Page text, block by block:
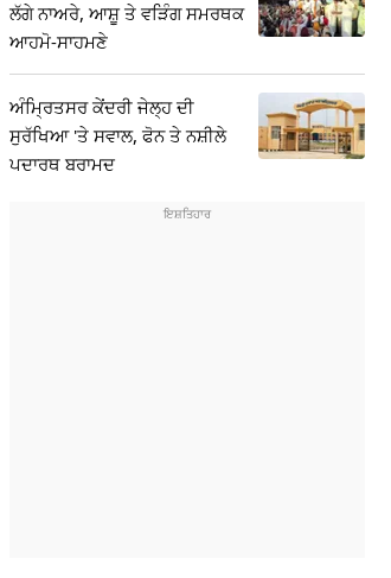
ਲੱਗੇ ਨਾਅਰੇ, ਆਸ਼ੂ ਤੇ ਵੜਿੰਗ ਸਮਰਥਕ
ਆਹਮੋ-ਸਾਹਮਣੇ
ਅੰਮ੍ਰਿਤਸਰ ਕੇਂਦਰੀ ਜੇਲ੍ਹ ਦੀ
ਸੁਰੱਖਿਆ 'ਤੇ ਸਵਾਲ, ਫੋਨ ਤੇ ਨਸ਼ੀਲੇ
ਪਦਾਰਥ ਬਰਾਮਦ